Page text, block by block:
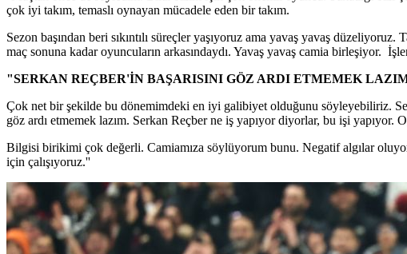
çok iyi takım, temaslı oynayan mücadele eden bir takım.
Sezon başından beri sıkıntılı süreçler yaşıyoruz ama yavaş yavaş
maç sonuna kadar oyuncuların arkasındaydı. Yavaş yavaş camia birleşiyor.
"SERKAN REÇBER'İN BAŞARISINI GÖZ ARDI ETMEMEK
Çok net bir şekilde bu dönemimdeki en iyi galibiyet olduğunu söyleyebiliriz.
göz ardı etmemek lazım. Serkan Reçber ne iş yapıyor diyorlar, bu işi
Bilgisi birikimi çok değerli. Camiamıza söylüyorum bunu. Negatif algılar
için çalışıyoruz.''